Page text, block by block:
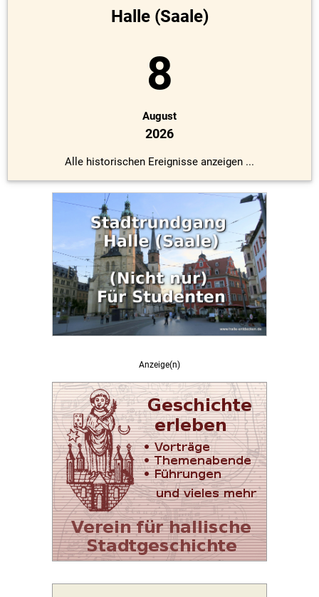
Halle (Saale)
8
August
2026
Alle historischen Ereignisse anzeigen ...
Anzeige(n)